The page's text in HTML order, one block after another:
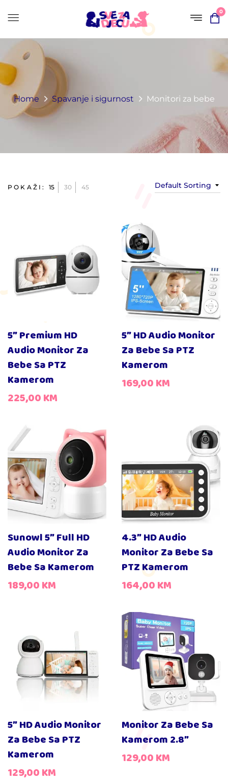
0
Home Spavanje i sigurnost Monitori za bebe
Default Sorting
POKAŽI: 15 30 45
5″ Premium HD
Audio Monitor Za
Bebe Sa PTZ
Kamerom
225,00KM
5″ HD Audio Monitor
Za Bebe Sa PTZ
Kamerom
169,00KM
Sunowl 5″ Full HD
Audio Monitor Za
Bebe Sa Kamerom
189,00KM
4.3″ HD Audio
Monitor Za Bebe Sa
PTZ Kamerom
164,00KM
5″ HD Audio Monitor
Za Bebe Sa PTZ
Kamerom
129,00KM
Monitor Za Bebe Sa
Kamerom 2.8″
129,00KM